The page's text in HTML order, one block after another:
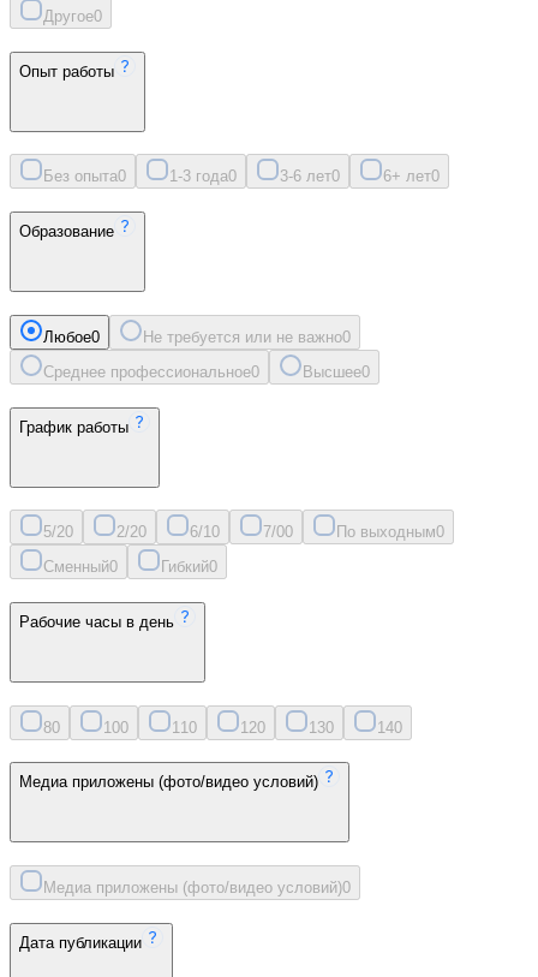
Другое0
Опыт работы
Без опыта0 1-3 года0 3-6 лет0 6+ лет0
Образование
Любое0 Не требуется или не важно0
Среднее профессиональное0 Высшее0
График работы
5/20 2/20 6/10 7/00 По выходным0
Сменный0 Гибкий0
Рабочие часы в день
80 100 11 0 120 130 140
Медиа приложены (фото/видео условий)
Медиа приложены (фото/видео условий)0
Дата публикации